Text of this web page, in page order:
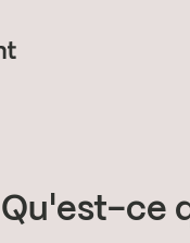
Qu'est-ce